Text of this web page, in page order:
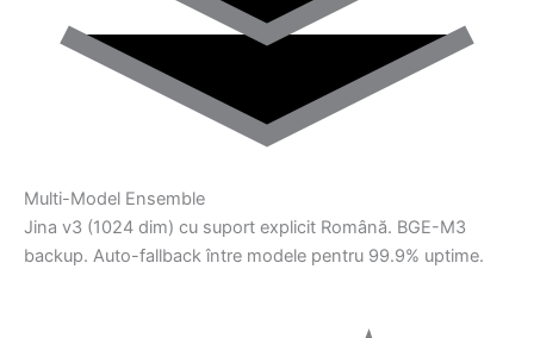
Multi-Model Ensemble
Jina v3 (1024 dim) cu suport explicit Română. BGE-M3
backup. Auto-fallback între modele pentru 99.9% uptime.